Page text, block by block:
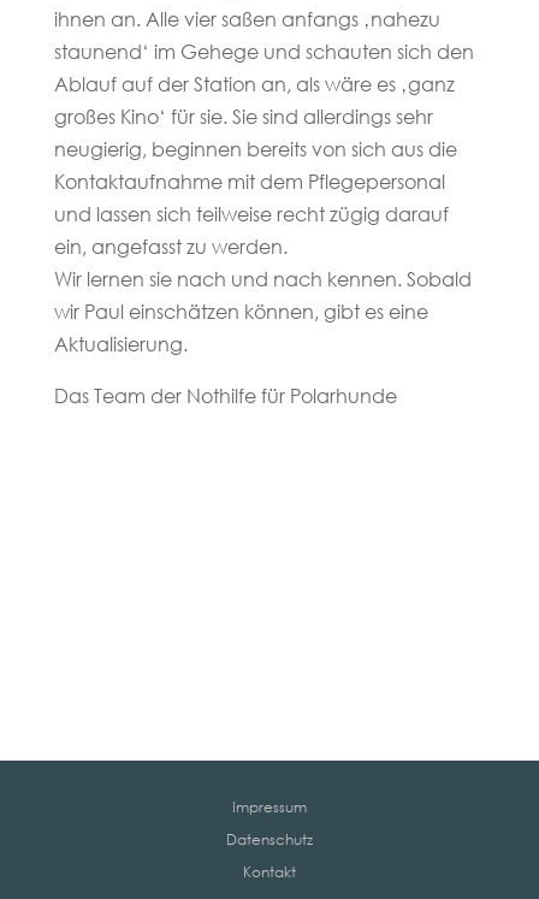
ihnen an. Alle vier saßen anfangs ‚nahezu
staunend‘ im Gehege und schauten sich den
Ablauf auf der Station an, als wäre es ‚ganz
großes Kino‘ für sie. Sie sind allerdings sehr
neugierig, beginnen bereits von sich aus die
Kontaktaufnahme mit dem Pflegepersonal
und lassen sich teilweise recht zügig darauf
ein, angefasst zu werden.
Wir lernen sie nach und nach kennen. Sobald
wir Paul einschätzen können, gibt es eine
Aktualisierung.
Das Team der Nothilfe für Polarhunde
Impressum
Datenschutz
Kontakt